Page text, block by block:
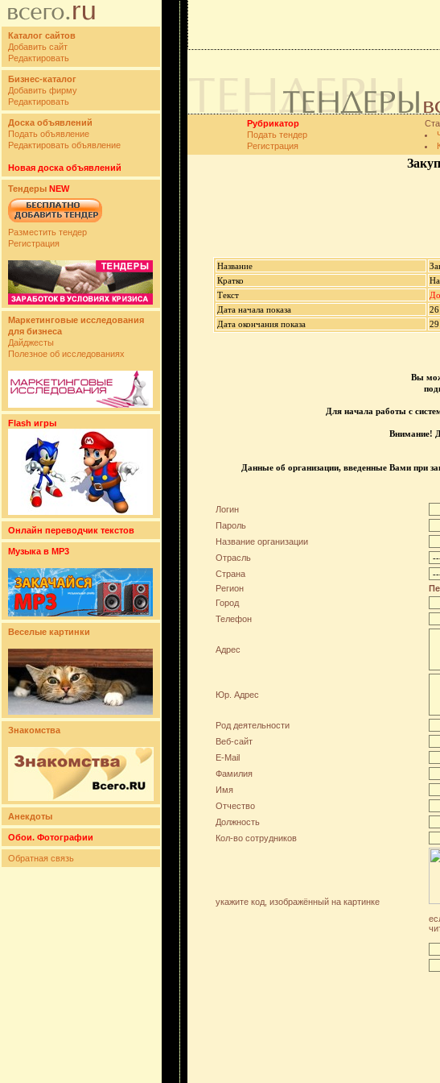
Каталог сайтов
Добавить сайт
Редактировать
Бизнес-каталог
Добавить фирму
Редактировать
Доска объявлений
Подать объявление
Редактировать объявление
Новая доска объявлений
Тендеры NEW
Разместить тендер
Регистрация
Маркетинговые исследования
для бизнеса
Дайджесты
Полезное об исследованиях
Flash игры
Онлайн переводчик текстов
Музыка в MP3
Веселые картинки
Знакомства
Анекдоты
Обои. Фотографии
Обратная связь
Рубрикатор
Подать тендер
Регистрация
Название
Кратко
Текст
Дата начала показа
Дата окончания показа
Вы
Для начала работы с
Внимание!
Данные об организации, введенные Вами при
Логин
Пароль
Название организации
Отрасль
Страна
Регион
Город
Телефон
Адрес
Юр. Адрес
Род деятельности
Веб-сайт
E-Mail
Фамилия
Имя
Отчество
Должность
Кол-во сотрудников
укажите код, изображённый на картинке